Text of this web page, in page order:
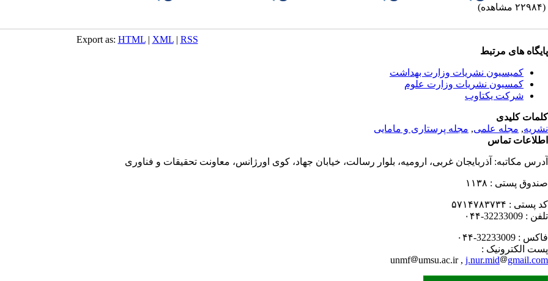
(۲۲۹۸۴ مشاهده)
Export as: HTML| XML| RSS
پایگاه های مرتبط
کمیسیون نشریات وزارت بهداشت
کمسیون نشریات وزارت علوم
شرکت یکتاوب
کلمات کلیدی
نشریه, مجله علمی, مجله پرستاری و مامایی
اطلاعات تماس
آدرس مکاتبه: آذربایجان غربی، ارومیه، بلوار رسالت، خیابان جهاد، کوی اورژانس، معاونت تحقیقات و فناوری
صندوق پستی : ۱۱۳۸
کد پستی : ۵۷۱۴۷۸۳۷۳۴
تلفن : 32233009-۰۴۴
فاکس : 32233009-۰۴۴
پست الکترونیک :
unmf
umsu.ac.ir , j.nur.mid gmail.com